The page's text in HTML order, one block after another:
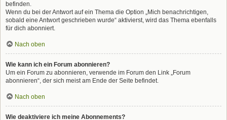
befinden.
Wenn du bei der Antwort auf ein Thema die Option „Mich benachrichtigen,
sobald eine Antwort geschrieben wurde“ aktivierst, wird das Thema ebenfalls
für dich abonniert.
Nach oben
Wie kann ich ein Forum abonnieren?
Um ein Forum zu abonnieren, verwende im Forum den Link „Forum
abonnieren“, der sich meist am Ende der Seite befindet.
Nach oben
Wie deaktiviere ich meine Abonnements?